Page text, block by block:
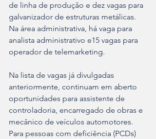
de linha de produção e dez vagas para
galvanizador de estruturas metálicas.
Na área administrativa, há vaga para
analista administrativo e15 vagas para
operador de telemarketing.
Na lista de vagas já divulgadas
anteriormente, continuam em aberto
oportunidades para assistente de
controladoria, encarregado de obras e
mecânico de veículos automotores.
Para pessoas com deficiência (PCDs)